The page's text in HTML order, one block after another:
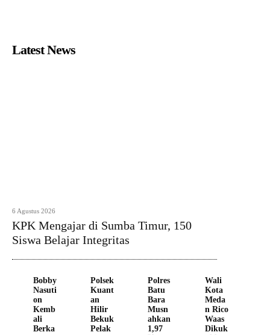
Latest News
6 Agustus 2026
KPK Mengajar di Sumba Timur, 150
Siswa Belajar Integritas
Bobby
Nasuti
on
Kemb
ali
Berka
Polsek
Kuant
an
Hilir
Bekuk
Pelak
Polres
Batu
Bara
Musn
ahkan
1,97
Wali
Kota
Meda
n Rico
Waas
Dikuk